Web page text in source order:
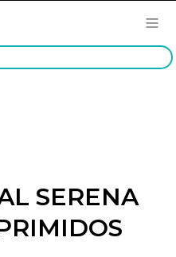
SERENA